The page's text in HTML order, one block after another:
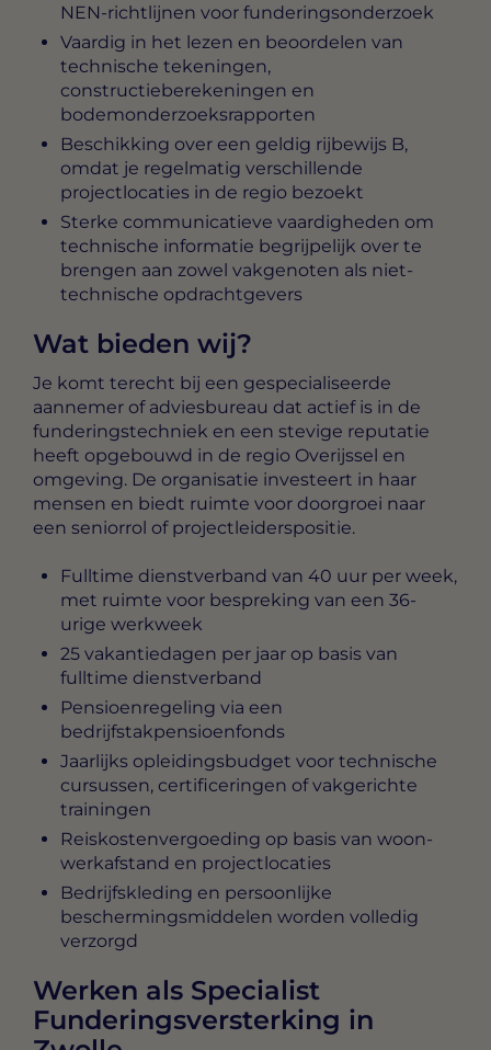
NEN-richtlijnen voor funderingsonderzoek
Vaardig in het lezen en beoordelen van
technische tekeningen,
constructieberekeningen en
bodemonderzoeksrapporten
Beschikking over een geldig rijbewijs B,
omdat je regelmatig verschillende
projectlocaties in de regio bezoekt
Sterke communicatieve vaardigheden om
technische informatie begrijpelijk over te
brengen aan zowel vakgenoten als niet-
technische opdrachtgevers
Wat bieden wij?
Je komt terecht bij een gespecialiseerde
aannemer of adviesbureau dat actief is in de
funderingstechniek en een stevige reputatie
heeft opgebouwd in de regio Overijssel en
omgeving. De organisatie investeert in haar
mensen en biedt ruimte voor doorgroei naar
een seniorrol of projectleiderspositie.
Fulltime dienstverband van 40 uur per week,
met ruimte voor bespreking van een 36-
urige werkweek
25 vakantiedagen per jaar op basis van
fulltime dienstverband
Pensioenregeling via een
bedrijfstakpensioenfonds
Jaarlijks opleidingsbudget voor technische
cursussen, certificeringen of vakgerichte
trainingen
Reiskostenvergoeding op basis van woon-
werkafstand en projectlocaties
Bedrijfskleding en persoonlijke
beschermingsmiddelen worden volledig
verzorgd
Werken als Specialist
Funderingsversterking in